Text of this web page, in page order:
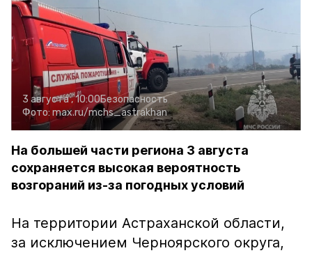
3 августа , 10:00Безопасность
Фото: max.ru/mchs_astrakhan
На большей части региона 3 августа
сохраняется высокая вероятность
возгораний из-за погодных условий
На территории Астраханской области,
за исключением Черноярского округа,